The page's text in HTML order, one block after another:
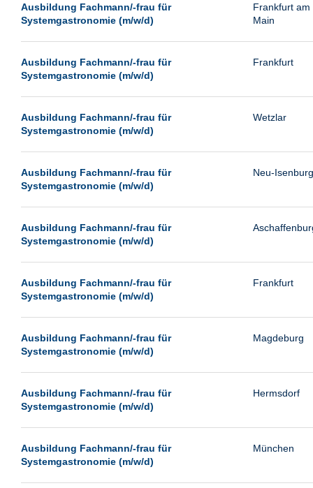
Neu-Isenburg
Neubrandenburg
Neumünster
Neunkirchen
Paderborn
Passau
Potsdam
Siegburg
Siegen
Ulm
Weimar
Weiterstadt
Wuppertal
Ausbildung Fachmann/-frau für
Systemgastronomie (m/w/d)
Frankfurt am
Main
Ausbildung Fachmann/-frau für
Systemgastronomie (m/w/d)
Frankfurt
Ausbildung Fachmann/-frau für
Systemgastronomie (m/w/d)
Wetzlar
Ausbildung Fachmann/-frau für
Systemgastronomie (m/w/d)
Neu-Isenburg
Ausbildung Fachmann/-frau für
Systemgastronomie (m/w/d)
Ausbildung Fachmann/-frau für
Systemgastronomie (m/w/d)
Frankfurt
Ausbildung Fachmann/-frau für
Systemgastronomie (m/w/d)
Magdeburg
Ausbildung Fachmann/-frau für
Systemgastronomie (m/w/d)
Hermsdorf
Ausbildung Fachmann/-frau für
Systemgastronomie (m/w/d)
München